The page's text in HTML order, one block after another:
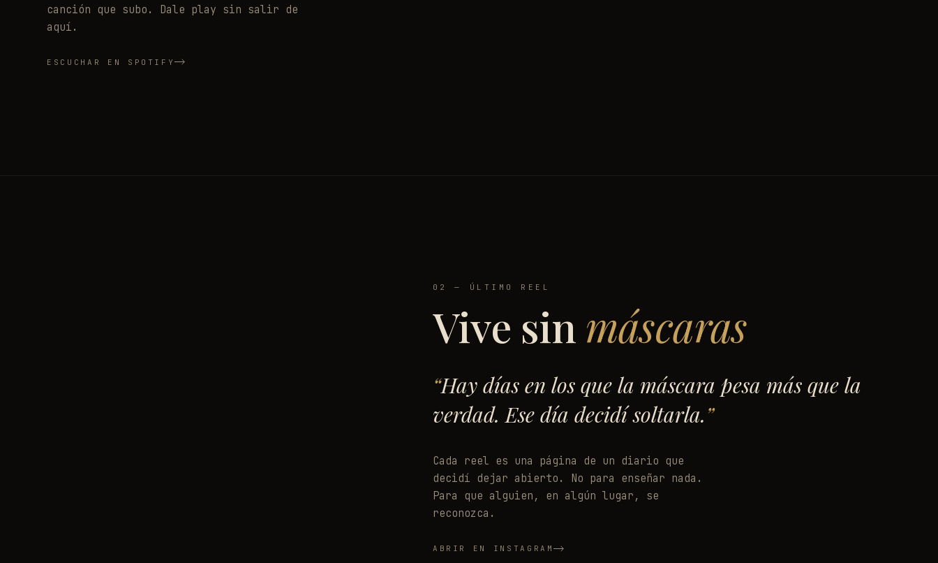
canción que subo. Dale play sin salir de
aquí.
ESCUCHAR EN SPOTIFY
02 — ÚLTIMO REEL
Vive sin máscaras
Hay días en los que la máscara pesa más que la
verdad. Ese día decidí soltarla.
Cada reel es una página de un diario que
decidí dejar abierto. No para enseñar nada.
Para que alguien, en algún lugar, se
reconozca.
ABRIR EN INSTAGRAM